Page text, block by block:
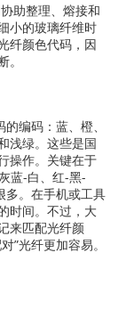
助整理、熔接和
小的玻璃纤维时
纤颜色代码，因
编码：蓝、橙、
浅绿。这些是国
操作。关键在于
蓝-白、红-黑-
多。在手机或工具
时间。不过，大
来匹配光纤颜
”光纤更加容易。